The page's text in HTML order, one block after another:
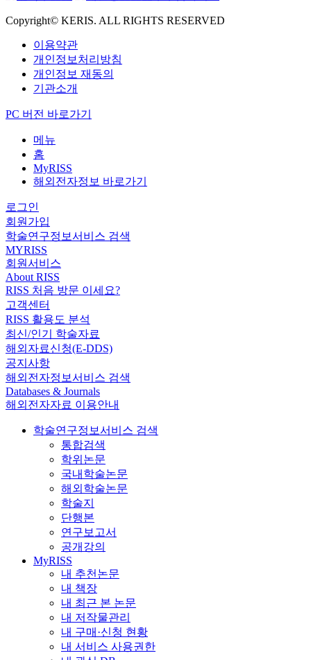
Copyright© KERIS. ALL RIGHTS RESERVED
이용약관
개인정보처리방침
개인정보 재동의
기관소개
PC 버전 바로가기
메뉴
홈
MyRISS
해외전자정보 바로가기
로그인
회원가입
학술연구정보서비스 검색
MYRISS
회원서비스
About RISS
RISS 처음 방문 이세요?
고객센터
RISS 활용도 분석
최신/인기 학술자료
해외자료신청(E-DDS)
공지사항
해외전자정보서비스 검색
Databases & Journals
해외전자자료 이용안내
학술연구정보서비스 검색
통합검색
학위논문
국내학술논문
해외학술논문
학술지
단행본
연구보고서
공개강의
MyRISS
내 추천논문
내 책장
내 최근 본 논문
내 저작물관리
내 구매·신청 현황
내 서비스 사용권한